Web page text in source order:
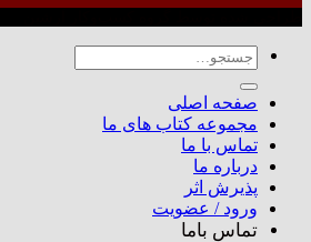
جستجو
برای:
صفحه اصلی
مجموعه کتاب های ما
تماس با ما
درباره ما
پذیرش اثر
ورود / عضویت
تماس باما